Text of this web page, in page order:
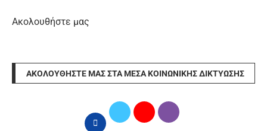
Ακολουθήστε μας
ΑΚΟΛΟΥΘΉΣΤΕ ΜΑΣ ΣΤΑ ΜΈΣΑ ΚΟΙΝΩΝΙΚΉΣ ΔΙΚΤΎΩΣΗΣ